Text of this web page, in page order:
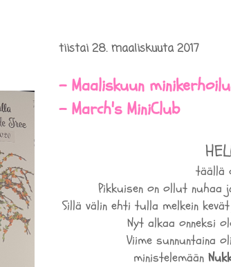
tiistai 28. maaliskuuta 2017
- Maaliskuun
- March's MiniClub
täällä
Pikkuisen on ollut nuhaa
Sillä välin ehti tulla melkein
Nyt alkaa onneksi
Viime sunnuntaina
ministelemään